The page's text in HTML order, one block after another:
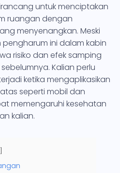
untuk menciptakan
ruangan dengan
menyenangkan. Meski
ini dalam kabin
risiko dan efek samping
Kalian perlu
ketika mengaplikasikan
seperti mobil dan
memengaruhi kesehatan
kalian.